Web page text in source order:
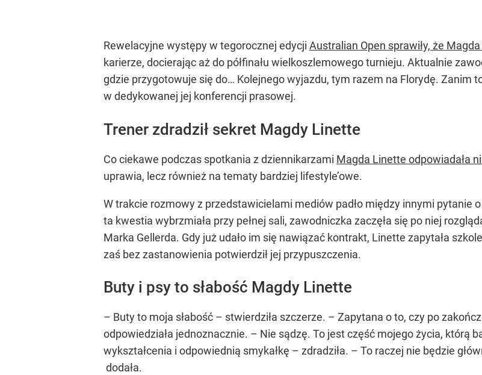
Rewelacyjne występy w tegorocznej edycji Australian Open sprawiły, że
karierze, docierając aż do półfinału wielkoszlemowego turnieju. Aktualnie
gdzie przygotowuje się do… Kolejnego wyjazdu, tym razem na Florydę. Zanim
w dedykowanej jej konferencji prasowej.
Trener zdradził sekret Magdy Linette
Co ciekawe podczas spotkania z dziennikarzami Magda Linette odpowiadała
uprawia, lecz również na tematy bardziej lifestyle’owe.
W trakcie rozmowy z przedstawicielami mediów padło między innymi pytanie
ta kwestia wybrzmiała przy pełnej sali, zawodniczka zaczęła się po niej
Marka Gellerda. Gdy już udało im się nawiązać kontrakt, Linette zapytała
zaś bez zastanowienia potwierdził jej przypuszczenia.
Buty i psy to słabość Magdy Linette
– Buty to moja słabość – stwierdziła szczerze. – Zapytana o to, czy po
odpowiedziała jednoznacznie. – Nie sądzę. To jest część mojego życia, którą
wykształcenia i odpowiednią smykałkę – zdradziła. – To raczej nie będzie
dodała.